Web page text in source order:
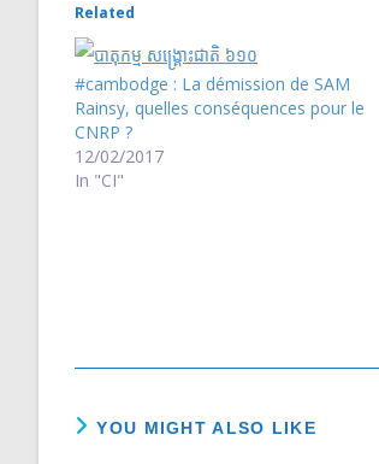
Related
#cambodge : La démission de SAM
Rainsy, quelles conséquences pour le
CNRP ?
12/02/2017
In "CI"
YOU MIGHT ALSO LIKE